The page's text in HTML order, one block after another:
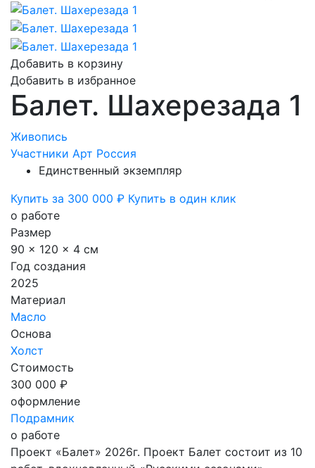
Добавить в корзину
Добавить в избранное
Балет. Шахерезада 1
Живопись
Участники Арт Россия
Единственный экземпляр
Купить за 300 000 ₽ Купить в один клик
о работе
Размер
90 x 120 x 4 см
Год создания
2025
Материал
Масло
Основа
Холст
Стоимость
300 000 ₽
оформление
Подрамник
о работе
Проект «Балет» 2026г. Проект Балет состоит из 10